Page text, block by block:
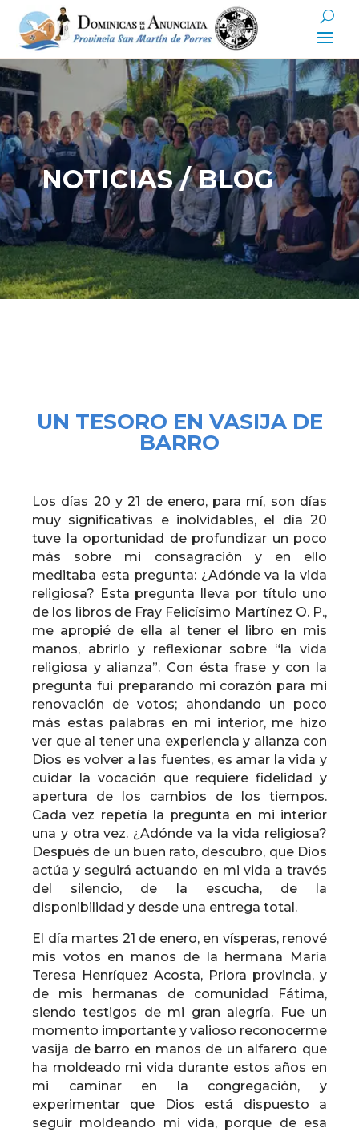
NOTICIAS / BLOG
UN TESORO EN VASIJA DE
BARRO
Los días 20 y 21 de enero, para mí, son días
muy significativas e inolvidables, el día 20
tuve la oportunidad de profundizar un poco
más sobre mi consagración y en ello
meditaba esta pregunta: ¿Adónde va la vida
religiosa? Esta pregunta lleva por título uno
de los libros de Fray Felicísimo Martínez O. P.,
me apropié de ella al tener el libro en mis
manos, abrirlo y reflexionar sobre “la vida
religiosa y alianza”. Con ésta frase y con la
pregunta fui preparando mi corazón para mi
renovación de votos; ahondando un poco
más estas palabras en mi interior, me hizo
ver que al tener una experiencia y alianza con
Dios es volver a las fuentes, es amar la vida y
cuidar la vocación que requiere fidelidad y
apertura de los cambios de los tiempos.
Cada vez repetía la pregunta en mi interior
una y otra vez. ¿Adónde va la vida religiosa?
Después de un buen rato, descubro, que Dios
actúa y seguirá actuando en mi vida a través
del silencio, de la escucha, de la
disponibilidad y desde una entrega total.
El día martes 21 de enero, en vísperas, renové
mis votos en manos de la hermana María
Teresa Henríquez Acosta, Priora provincia, y
de mis hermanas de comunidad Fátima,
siendo testigos de mi gran alegría. Fue un
momento importante y valioso reconocerme
vasija de barro en manos de un alfarero que
ha moldeado mi vida durante estos años en
mi caminar en la congregación, y
experimentar que Dios está dispuesto a
seguir moldeando mi vida, porque de esa